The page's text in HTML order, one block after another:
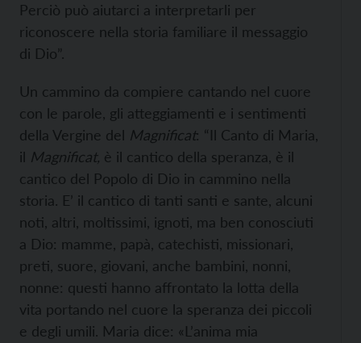
Perciò può aiutarci a interpretarli per
riconoscere nella storia familiare il messaggio
di Dio”.
Un cammino da compiere cantando nel cuore
con le parole, gli atteggiamenti e i sentimenti
della Vergine del Magnificat: “Il Canto di Maria,
il Magnificat, è il cantico della speranza, è il
cantico del Popolo di Dio in cammino nella
storia. E’ il cantico di tanti santi e sante, alcuni
noti, altri, moltissimi, ignoti, ma ben conosciuti
a Dio: mamme, papà, catechisti, missionari,
preti, suore, giovani, anche bambini, nonni,
nonne: questi hanno affrontato la lotta della
vita portando nel cuore la speranza dei piccoli
e degli umili. Maria dice: «L’anima mia